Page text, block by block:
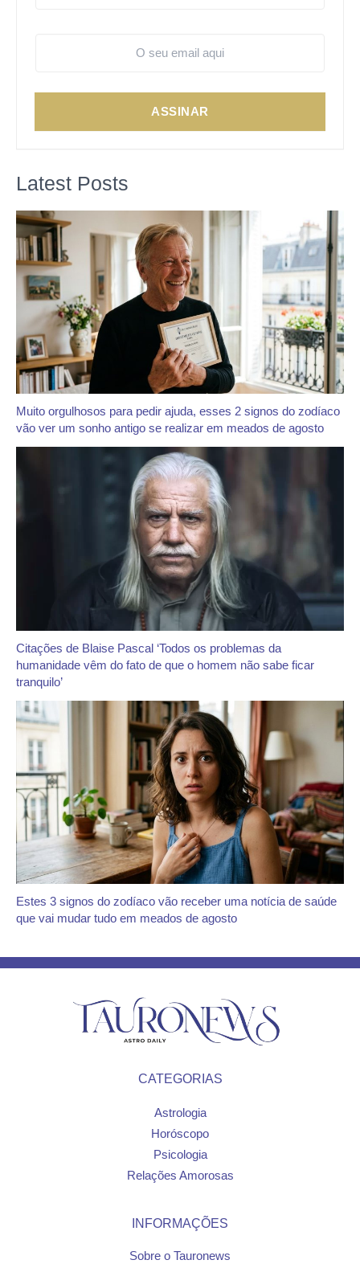
ASSINAR
Latest Posts
Muito orgulhosos para pedir ajuda, esses 2 signos do zodíaco
vão ver um sonho antigo se realizar em meados de agosto
Citações de Blaise Pascal ‘Todos os problemas da
humanidade vêm do fato de que o homem não sabe ficar
tranquilo’
Estes 3 signos do zodíaco vão receber uma notícia de saúde
que vai mudar tudo em meados de agosto
CATEGORIAS
Astrologia
Horóscopo
Psicologia
Relações Amorosas
INFORMAÇÕES
Sobre o Tauronews